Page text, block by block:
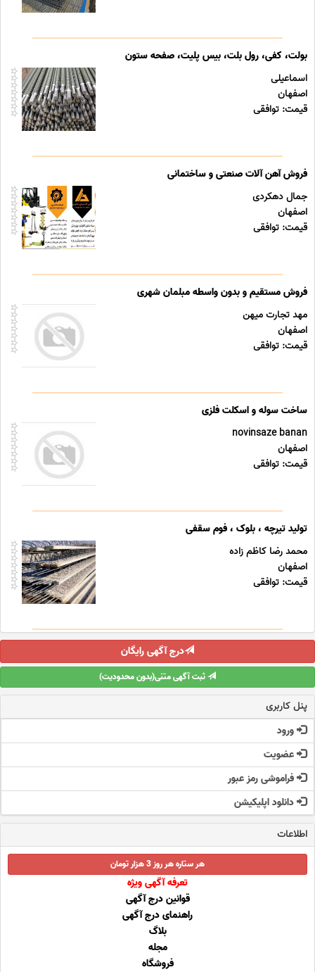
بولت، کفی، رول بلت، بیس پلیت، صفحه ستون
اسماعیلی
اصفهان
قیمت: توافقی
فروش آهن آلات صنعتی و ساختمانی
جمال دهکردی
اصفهان
قیمت: توافقی
فروش مستقیم و بدون واسطه مبلمان شهری
مهد تجارت میهن
اصفهان
قیمت: توافقی
ساخت سوله و اسکلت فلزی
novinsaze banan
اصفهان
قیمت: توافقی
تولید تیرچه ، بلوک ، فوم سقفی
محمد رضا کاظم زاده
اصفهان
قیمت: توافقی
درج آگهی رایگان
ثبت آگهی متنی(بدون محدودیت)
پنل کاربری
ورود
عضویت
فراموشی رمز عبور
دانلود اپلیکیشن
اطلاعات
هر ستاره هر روز 3 هزار تومان
تعرفه آگهی ویژه
قوانین درج آگهی
راهنمای درج آگهی
بلاگ
مجله
فروشگاه